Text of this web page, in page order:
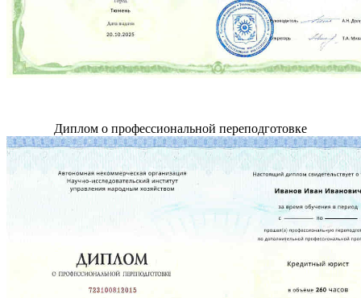
Диплом о профессиональной переподготовке